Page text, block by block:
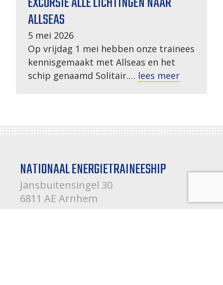
ALLSEAS
5 mei 2026
Op vrijdag 1 mei hebben onze trainees
kennisgemaakt met Allseas en het
schip genaamd Solitair.… lees meer
NATIONAAL ENERGIETRAINEESHIP
Jansbuitensingel 30
6811 AE Arnhem